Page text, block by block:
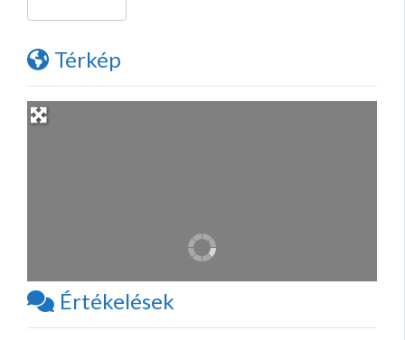
Térkép
Értékelések